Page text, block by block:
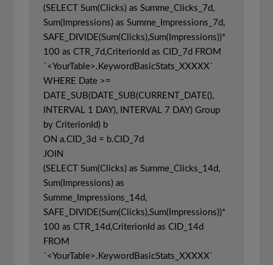
(SELECT Sum(Clicks) as Summe_Clicks_7d,
Sum(Impressions) as Summe_Impressions_7d,
SAFE_DIVIDE(Sum(Clicks),Sum(Impressions))*
100 as CTR_7d,CriterionId as CID_7d FROM
`<YourTable>.KeywordBasicStats_XXXXX`
WHERE Date >=
DATE_SUB(DATE_SUB(CURRENT_DATE(),
INTERVAL 1 DAY), INTERVAL 7 DAY) Group
by CriterionId) b
ON a.CID_3d = b.CID_7d
JOIN
(SELECT Sum(Clicks) as Summe_Clicks_14d,
Sum(Impressions) as
Summe_Impressions_14d,
SAFE_DIVIDE(Sum(Clicks),Sum(Impressions))*
100 as CTR_14d,CriterionId as CID_14d
FROM
`<YourTable>.KeywordBasicStats_XXXXX`